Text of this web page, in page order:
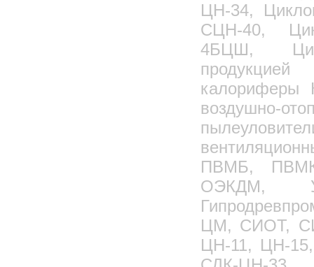
ЦН-34,
СЦН-40,
4БЦШ,
продукцией
воздушно-
ПВМБ,
ОЭКДМ,
ЦМ, СИОТ,
ЦН-11, ЦН-